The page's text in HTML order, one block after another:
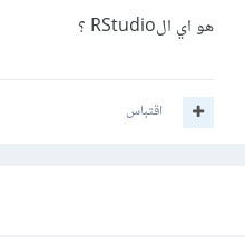
هو اي الRStudio ؟
اقتباس